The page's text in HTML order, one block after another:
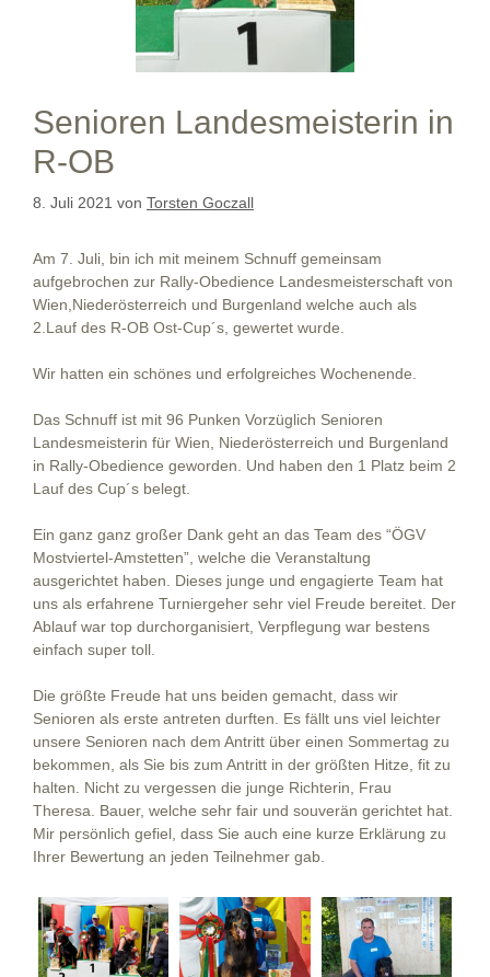
Senioren Landesmeisterin in
R-OB
8. Juli 2021 von Torsten Goczall
Am 7. Juli, bin ich mit meinem Schnuff gemeinsam
aufgebrochen zur Rally-Obedience Landesmeisterschaft von
Wien,Niederösterreich und Burgenland welche auch als
2.Lauf des R-OB Ost-Cup´s, gewertet wurde.
Wir hatten ein schönes und erfolgreiches Wochenende.
Das Schnuff ist mit 96 Punken Vorzüglich Senioren
Landesmeisterin für Wien, Niederösterreich und Burgenland
in Rally-Obedience geworden. Und haben den 1 Platz beim 2
Lauf des Cup´s belegt.
Ein ganz ganz großer Dank geht an das Team des “ÖGV
Mostviertel-Amstetten”, welche die Veranstaltung
ausgerichtet haben. Dieses junge und engagierte Team hat
uns als erfahrene Turniergeher sehr viel Freude bereitet. Der
Ablauf war top durchorganisiert, Verpflegung war bestens
einfach super toll.
Die größte Freude hat uns beiden gemacht, dass wir
Senioren als erste antreten durften. Es fällt uns viel leichter
unsere Senioren nach dem Antritt über einen Sommertag zu
bekommen, als Sie bis zum Antritt in der größten Hitze, fit zu
halten. Nicht zu vergessen die junge Richterin, Frau
Theresa. Bauer, welche sehr fair und souverän gerichtet hat.
Mir persönlich gefiel, dass Sie auch eine kurze Erklärung zu
Ihrer Bewertung an jeden Teilnehmer gab.